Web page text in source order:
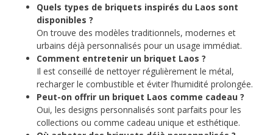
Quels types de briquets inspirés du Laos sont
disponibles ?
On trouve des modèles traditionnels, modernes et
urbains déjà personnalisés pour un usage immédiat.
Comment entretenir un briquet Laos ?
Il est conseillé de nettoyer régulièrement le métal,
recharger le combustible et éviter l’humidité prolongée.
Peut-on offrir un briquet Laos comme cadeau ?
Oui, les designs personnalisés sont parfaits pour les
collections ou comme cadeau unique et esthétique.